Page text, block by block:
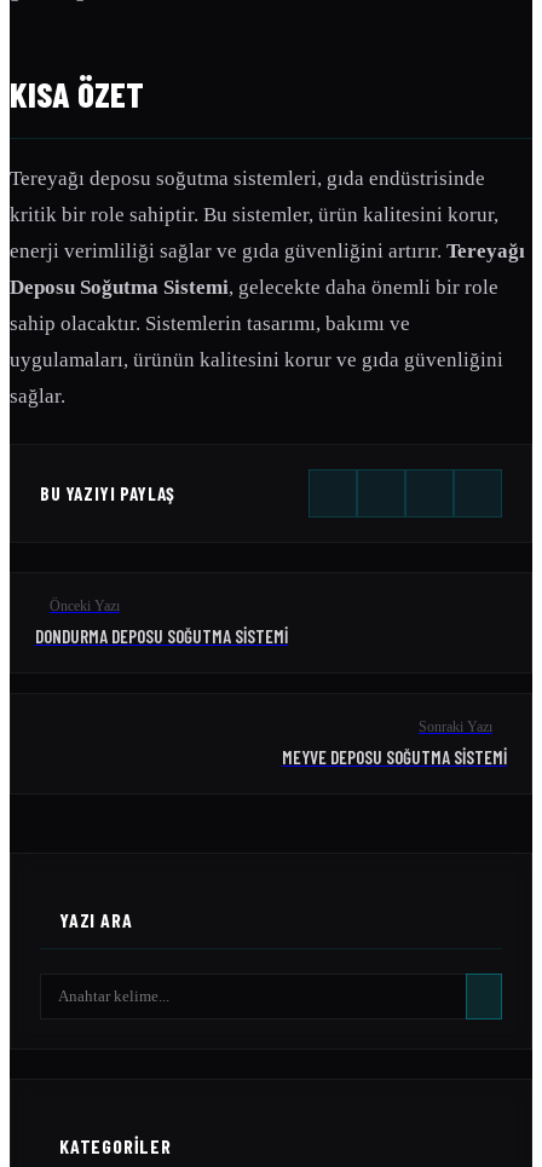
KISA ÖZET
Tereyağı deposu soğutma sistemleri, gıda endüstrisinde
kritik bir role sahiptir. Bu sistemler, ürün kalitesini korur,
enerji verimliliği sağlar ve gıda güvenliğini artırır. Tereyağı
Deposu Soğutma Sistemi, gelecekte daha önemli bir role
sahip olacaktır. Sistemlerin tasarımı, bakımı ve
uygulamaları, ürünün kalitesini korur ve gıda güvenliğini
sağlar.
BU YAZIYI PAYLAŞ
Önceki Yazı
DONDURMA DEPOSU SOĞUTMA SISTEMI
Sonraki Yazı
MEYVE DEPOSU SOĞUTMA SISTEMI
YAZI ARA
KATEGORILER